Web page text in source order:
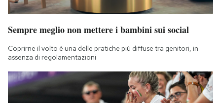
Sempre meglio non mettere i bambini sui social
Coprirne il volto è una delle pratiche più diffuse tra genitori, in
assenza di regolamentazioni